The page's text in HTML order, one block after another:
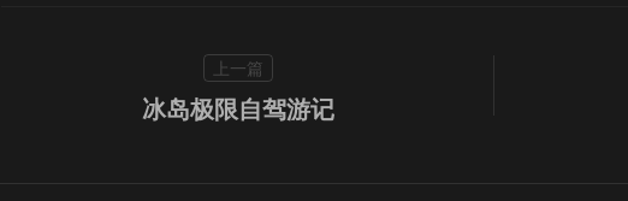
冰岛极限自驾游记